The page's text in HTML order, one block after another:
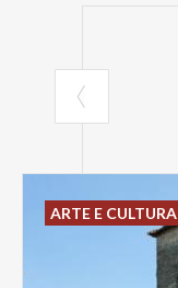
ARTE E CULTURA